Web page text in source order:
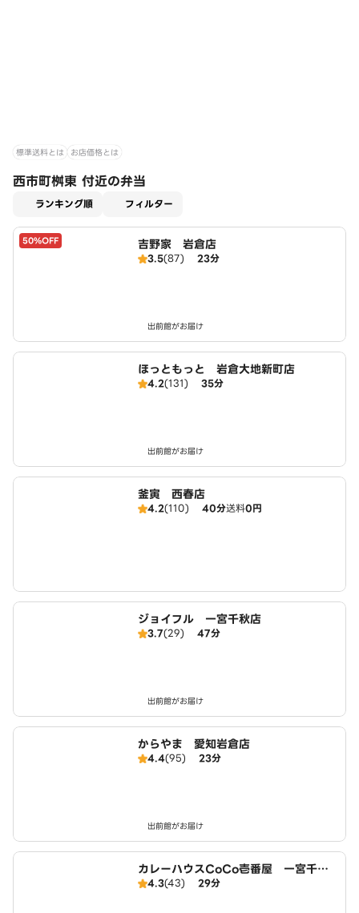
標準送料とは お店価格とは
西市町桝東 付近の弁当
ランキング順 フィルター
50%OFF 吉野家 岩倉店
3.5(87) 23分
出前館がお届け
ほっともっと 岩倉大地新町店
4.2(131) 35分
出前館がお届け
釜寅 西春店
4.2(110) 40分送料0円
ジョイフル 一宮千秋店
3.7(29) 47分
出前館がお届け
からやま 愛知岩倉店
4.4(95) 23分
出前館がお届け
カレーハウスCoCo壱番屋 一宮千秋
店（SD）
4.3(43) 29分